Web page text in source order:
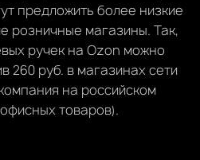
предложить более низкие
розничные магазины. Так,
ручек на Ozon можно
260 руб. в магазинах сети
на российском
товаров).